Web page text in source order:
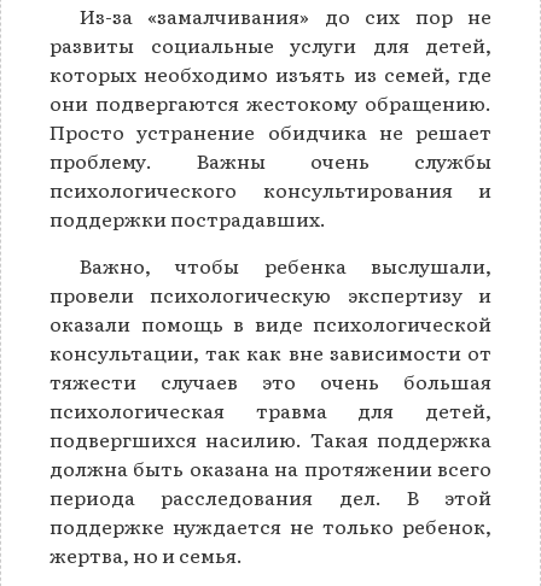
Из-за «замалчивания» до сих пор не
развиты социальные услуги для детей,
которых необходимо изъять из семей, где
они подвергаются жестокому обращению.
Просто устранение обидчика не решает
проблему. Важны очень службы
психологического консультирования и
поддержки пострадавших.
Важно, чтобы ребенка выслушали,
провели психологическую экспертизу и
оказали помощь в виде психологической
консультации, так как вне зависимости от
тяжести случаев это очень большая
психологическая травма для детей,
подвергшихся насилию. Такая поддержка
должна быть оказана на протяжении всего
периода расследования дел. В этой
поддержке нуждается не только ребенок,
жертва, но и семья.